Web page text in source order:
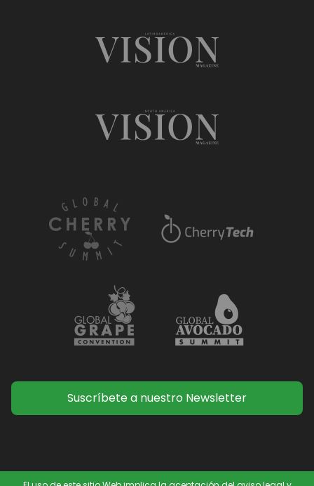
Suscríbete a nuestro Newsletter